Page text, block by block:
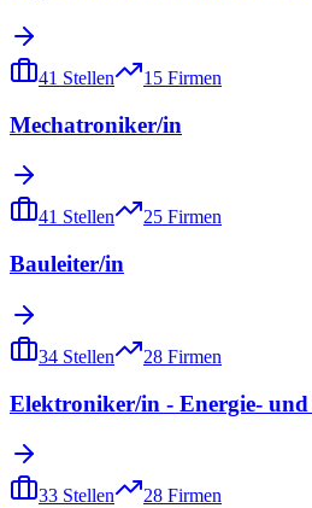
41 Stellen 15 Firmen
Mechatroniker/in
41 Stellen 25 Firmen
Bauleiter/in
34 Stellen 28 Firmen
Elektroniker/in - Energie- und
33 Stellen 28 Firmen